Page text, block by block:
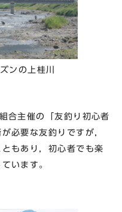
上桂川
合主催の「友釣り初心者
必要な友釣りですが，
もあり，初心者でも楽
います。